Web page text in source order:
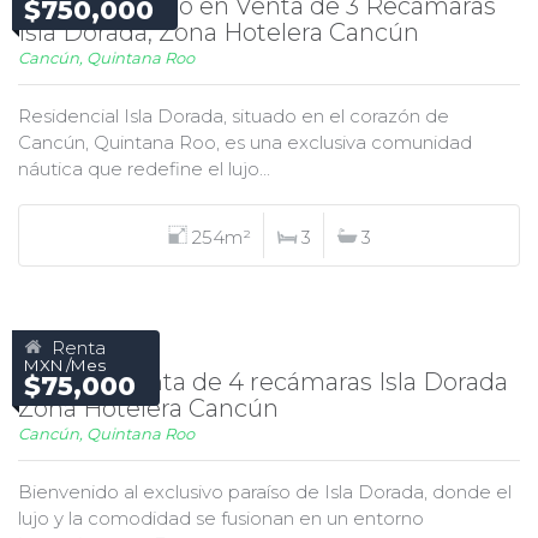
$750,000
Departamento en Venta de 3 Recámaras
Isla Dorada, Zona Hotelera Cancún
Cancún, Quintana Roo
Residencial Isla Dorada, situado en el corazón de
Cancún, Quintana Roo, es una exclusiva comunidad
náutica que redefine el lujo...
254m² 3 3
Renta
MXN /Mes
$75,000
Casa en Renta de 4 recámaras Isla Dorada
Zona Hotelera Cancún
Cancún, Quintana Roo
Bienvenido al exclusivo paraíso de Isla Dorada, donde el
lujo y la comodidad se fusionan en un entorno